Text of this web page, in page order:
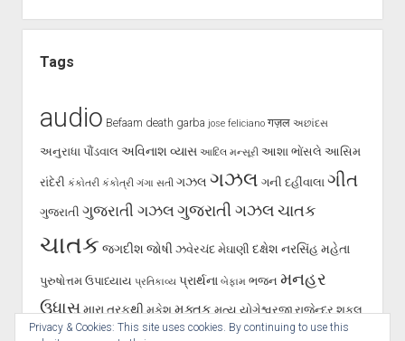
Tags
audio Befaam death garba jose feliciano गज़ल અછાંદસ
અનુરાધા પૌંડવાલ અવિનાશ વ્યાસ આદિલ મન્સૂરી આશા ભોંસલે આસિમ
રાંદેરી કંકોતરી કંકોત્રી ગંગા સતી ગઝલ ગઝલ ગની દહીંવાલા ગીત
ગુજરાતી ગુજરાતી ગઝલ ગુજરાતી ગઝલ ચાતક
ચાતક જગદીશ જોષી ઝવેરચંદ મેઘાણી દક્ષેશ નરસિંહ મહેતા
પુરુષોત્તમ ઉપાધ્યાય પ્રતિકાવ્ય પ્રાર્થના બેફામ ભજન મનહર
ઉધાસ મારા તરફથી મુકેશ મુક્તક મૃત્યુ યોગેશ્વરજી રાજેન્દ્ર શુકલ
રાવજી પટેલ શૂન્ય પાલનપુરી સૈફ પાલનપુરી હસ્તાક્ષર
Privacy & Cookies: This site uses cookies. By continuing to use this